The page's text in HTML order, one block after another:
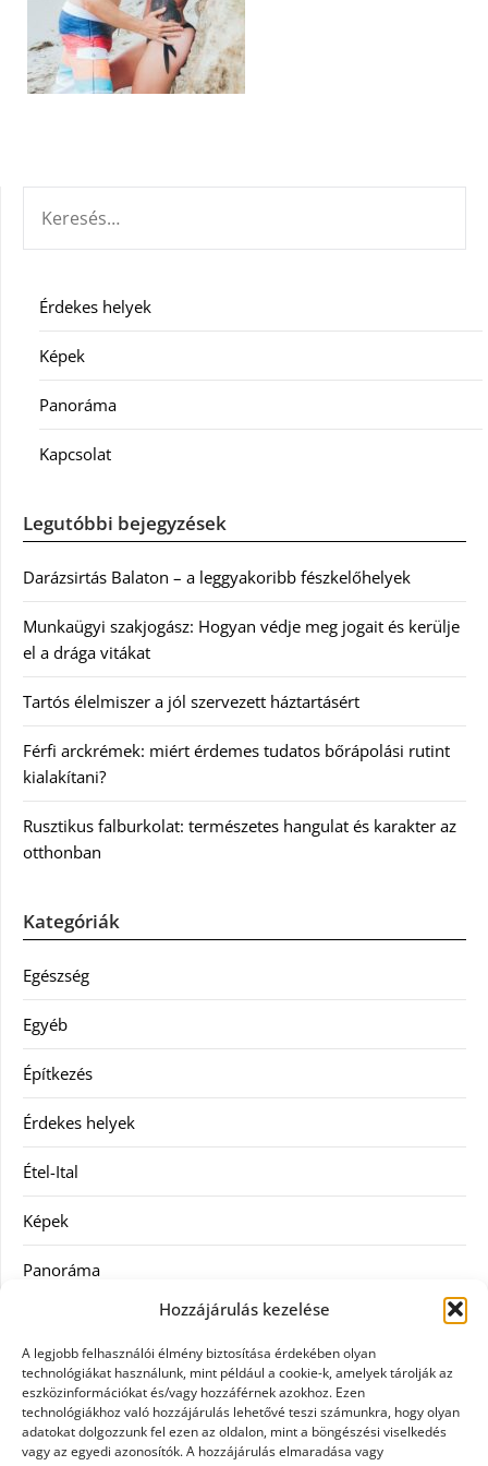
Hozzájárulás kezelése
A legjobb felhasználói élmény biztosítása érdekében olyan
technológiákat használunk, mint például a cookie-k, amelyek tárolják az
eszközinformációkat és/vagy hozzáférnek azokhoz. Ezen
technológiákhoz való hozzájárulás lehetővé teszi számunkra, hogy olyan
adatokat dolgozzunk fel ezen az oldalon, mint a böngészési viselkedés
vagy az egyedi azonosítók. A hozzájárulás elmaradása vagy
Érdekes helyek
Képek
Panoráma
Kapcsolat
Legutóbbi bejegyzések
Darázsirtás Balaton – a leggyakoribb fészkelőhelyek
Munkaügyi szakjogász: Hogyan védje meg jogait és kerülje
el a drága vitákat
Tartós élelmiszer a jól szervezett háztartásért
Férfi arckrémek: miért érdemes tudatos bőrápolási rutint
kialakítani?
Rusztikus falburkolat: természetes hangulat és karakter az
otthonban
Kategóriák
Egészség
Egyéb
Építkezés
Érdekes helyek
Étel-Ital
Képek
Panoráma
Szolgáltatás
Vásárlás